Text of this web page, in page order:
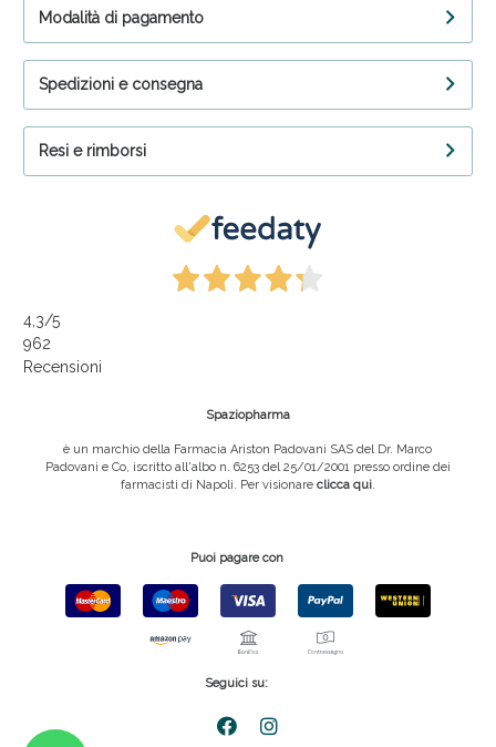
Modalità di pagamento
Spedizioni e consegna
Resi e rimborsi
4,3/5
962
Recensioni
Spaziopharma
è un marchio della Farmacia Ariston Padovani SAS del Dr. Marco
Padovani e Co, iscritto all'albo n. 6253 del 25/01/2001 presso ordine dei
farmacisti di Napoli. Per visionare clicca qui.
Puoi pagare con
Seguici su: